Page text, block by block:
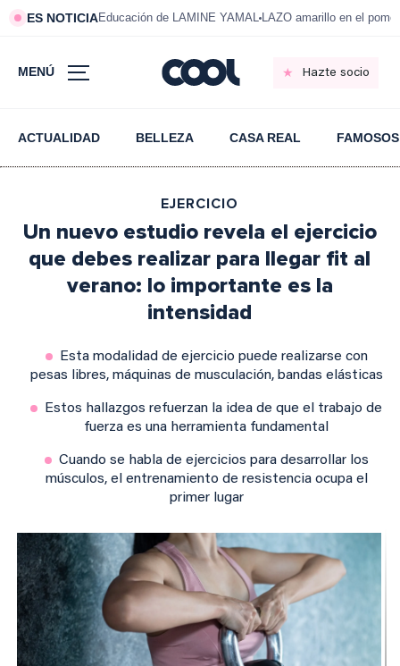
ES NOTICIAEducación de LAMINE YAMAL LAZO amarillo en el
MENÚ Hazte socio
ACTUALIDAD BELLEZA CASA REAL FAMOSOS
EJERCICIO
Un nuevo estudio revela el ejercicio
que debes realizar para llegar fit al
verano: lo importante es la
intensidad
Esta modalidad de ejercicio puede realizarse con
pesas libres, máquinas de musculación, bandas elásticas
Estos hallazgos refuerzan la idea de que el trabajo de
fuerza es una herramienta fundamental
Cuando se habla de ejercicios para desarrollar los
músculos, el entrenamiento de resistencia ocupa el
primer lugar